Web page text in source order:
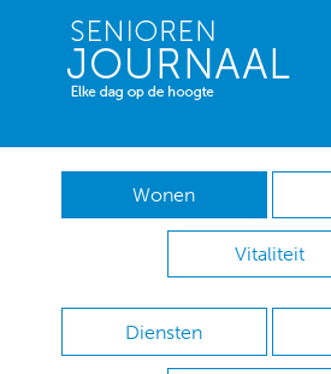
Wonen
Vitaliteit
Diensten